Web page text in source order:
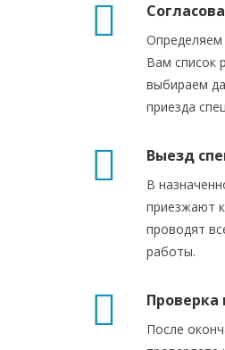
Вам список
выбираем
приезда
Выезд
В
приезжают
проводят
работы.
Проверка
После